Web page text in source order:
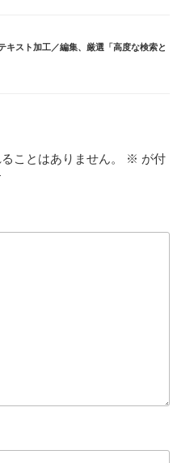
キスト加工／編集、
厳選「高度な検索と
ことはありません。 ※ が付